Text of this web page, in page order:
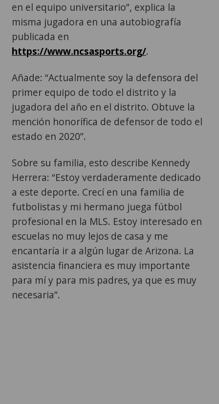
en el equipo universitario”, explica la
misma jugadora en una autobiografía
publicada en
https://www.ncsasports.org/.
Añade: “Actualmente soy la defensora del
primer equipo de todo el distrito y la
jugadora del año en el distrito. Obtuve la
mención honorífica de defensor de todo el
estado en 2020”.
Sobre su familia, esto describe Kennedy
Herrera: “Estoy verdaderamente dedicado
a este deporte. Crecí en una familia de
futbolistas y mi hermano juega fútbol
profesional en la MLS. Estoy interesado en
escuelas no muy lejos de casa y me
encantaría ir a algún lugar de Arizona. La
asistencia financiera es muy importante
para mí y para mis padres, ya que es muy
necesaria”.